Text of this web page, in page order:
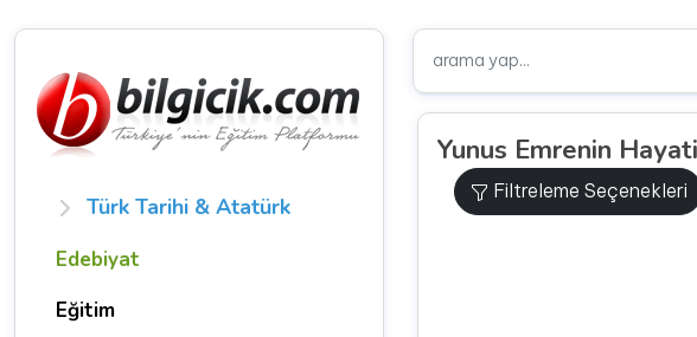
Türk Tarihi & Atatürk
Edebiyat
Eğitim
Yunus Emrenin Hayati
Filtreleme Seçenekleri